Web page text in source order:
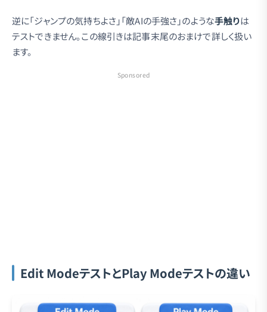
逆に「ジャンプの気持ちよさ」「敵AIの手強さ」のような手触りは
テストできません。この線引きは記事末尾のおまけで詳しく扱い
ます。
Sponsored
Edit ModeテストとPlay Modeテストの違い